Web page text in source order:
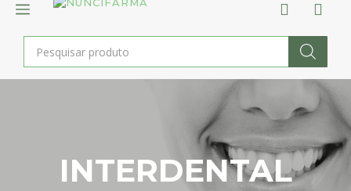
MENU
Products
search
INTERDENTAL